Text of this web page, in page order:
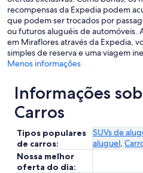
recompensas da Expedia podem
que podem ser trocados por
ou futuros aluguéis de automóveis.
em Miraflores através da Expedia,
simples de reserva e uma viagem
Menos informações
Informações
Carros
Tipos populares
de carros:
SUVs de
aluguel,
Nossa melhor
oferta do dia: